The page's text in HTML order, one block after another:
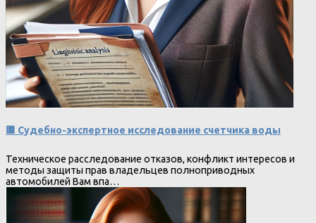
🟥 Судебно-экспертное исследование счетчика воды
Техническое расследование отказов, конфликт интересов и
методы защиты прав владельцев полноприводных
автомобилей Вам впа…